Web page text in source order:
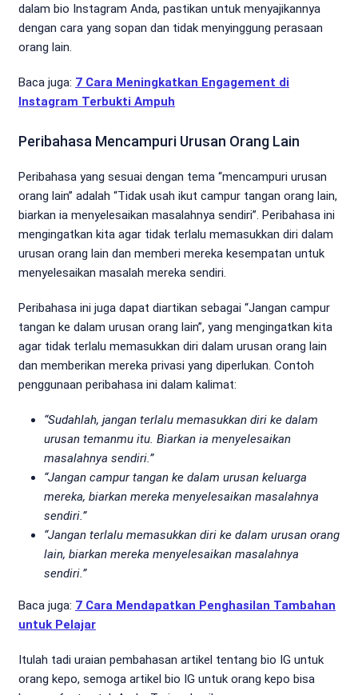
dalam bio Instagram Anda, pastikan untuk menyajikannya
dengan cara yang sopan dan tidak menyinggung perasaan
orang lain.
Baca juga: 7 Cara Meningkatkan Engagement di
Instagram Terbukti Ampuh
Peribahasa Mencampuri Urusan Orang Lain
Peribahasa yang sesuai dengan tema “mencampuri urusan
orang lain” adalah “Tidak usah ikut campur tangan orang lain,
biarkan ia menyelesaikan masalahnya sendiri”. Peribahasa ini
mengingatkan kita agar tidak terlalu memasukkan diri dalam
urusan orang lain dan memberi mereka kesempatan untuk
menyelesaikan masalah mereka sendiri.
Peribahasa ini juga dapat diartikan sebagai “Jangan campur
tangan ke dalam urusan orang lain”, yang mengingatkan kita
agar tidak terlalu memasukkan diri dalam urusan orang lain
dan memberikan mereka privasi yang diperlukan. Contoh
penggunaan peribahasa ini dalam kalimat:
“Sudahlah, jangan terlalu memasukkan diri ke dalam
urusan temanmu itu. Biarkan ia menyelesaikan
masalahnya sendiri.”
“Jangan campur tangan ke dalam urusan keluarga
mereka, biarkan mereka menyelesaikan masalahnya
sendiri.”
“Jangan terlalu memasukkan diri ke dalam urusan orang
lain, biarkan mereka menyelesaikan masalahnya
sendiri.”
Baca juga: 7 Cara Mendapatkan Penghasilan Tambahan
untuk Pelajar
Itulah tadi uraian pembahasan artikel tentang bio IG untuk
orang kepo, semoga artikel bio IG untuk orang kepo bisa